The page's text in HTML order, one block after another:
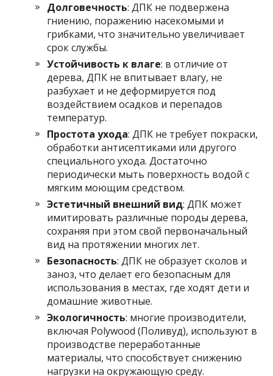
Долговечность: ДПК не подвержена
гниению, поражению насекомыми и
грибками, что значительно увеличивает
срок службы.
Устойчивость к влаге: в отличие от
дерева, ДПК не впитывает влагу, не
разбухает и не деформируется под
воздействием осадков и перепадов
температур.
Простота ухода: ДПК не требует покраски,
обработки антисептиками или другого
специального ухода. Достаточно
периодически мыть поверхность водой с
мягким моющим средством.
Эстетичный внешний вид: ДПК может
имитировать различные породы дерева,
сохраняя при этом свой первоначальный
вид на протяжении многих лет.
Безопасность: ДПК не образует сколов и
заноз, что делает его безопасным для
использования в местах, где ходят дети и
домашние животные.
Экологичность: многие производители,
включая Polywood (Поливуд), используют в
производстве переработанные
материалы, что способствует снижению
нагрузки на окружающую среду.